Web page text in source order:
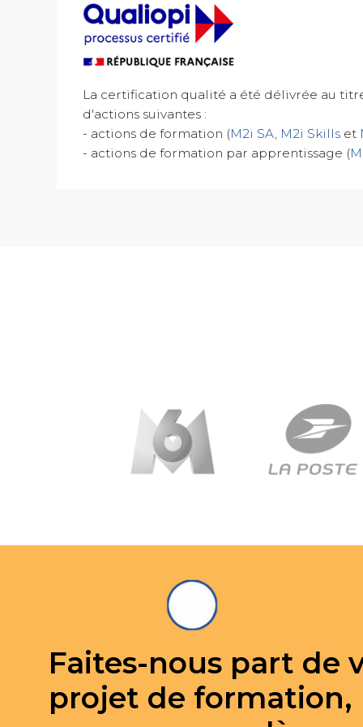
La certification qualité a été délivrée au
d'actions suivantes :
- actions de formation (M2i SA, M2i Skillset
- actions de formation par apprentissage (
Faites-nous part de
projet de formation,